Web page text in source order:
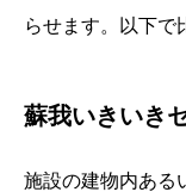
らせます。以下で
蘇我いきいき
施設の建物内ある